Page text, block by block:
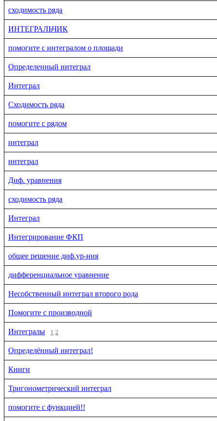
сходимость ряда
ИНТЕГРАЛЬЧИК
помогите с интегралом о площади
Определенный интеграл
Интеграл
Сходимость ряда
помогите с рядом
интеграл
интеграл
Диф. уравнения
сходимость ряда
Интеграл
Интегрирование ФКП
общее решение диф.ур-ния
дифференциальное уравнение
Несобственный интеграл второго рода
Помогите с производной
Интегралы 1 2
Определённый интеграл!
Книги
Тригонометрический интеграл
помогите с функцией!!